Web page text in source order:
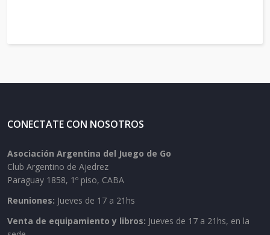
CONECTATE CON NOSOTROS
Asociación Argentina del Juego de Go
Club Argentino de Ajedrez
Paraguay 1858, 1º piso, CABA
Reuniones: Jueves de 17 a 21hs
Venta de equipamiento y libros: Jueves de 17 a 21hs, en la